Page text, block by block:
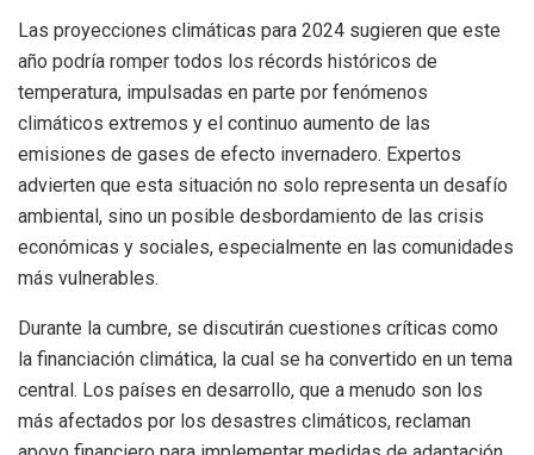
Las proyecciones climáticas para 2024 sugieren que este
año podría romper todos los récords históricos de
temperatura, impulsadas en parte por fenómenos
climáticos extremos y el continuo aumento de las
emisiones de gases de efecto invernadero. Expertos
advierten que esta situación no solo representa un desafío
ambiental, sino un posible desbordamiento de las crisis
económicas y sociales, especialmente en las comunidades
más vulnerables.
Durante la cumbre, se discutirán cuestiones críticas como
la financiación climática, la cual se ha convertido en un tema
central. Los países en desarrollo, que a menudo son los
más afectados por los desastres climáticos, reclaman